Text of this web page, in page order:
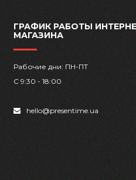
ГРАФИК РАБОТЫ
МАГАЗИНА
Рабочие дни: ПН-ПТ
С 9:30 - 18:00
hello@presentime.ua